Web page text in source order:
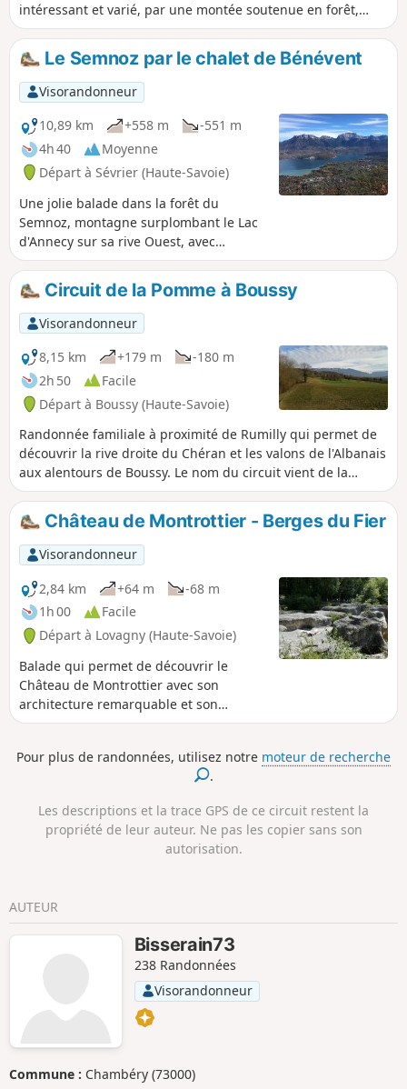
intéressant et varié, par une montée soutenue en forêt,
avec grottes à visiter, falaises à surmonter, pour sortir dans
un alpage menant au Crêt de Châtillon, aux vues étendues
sur les Alpes et Préalpes.
Le Semnoz par le chalet de Bénévent
Visorandonneur
10,89 km
+558 m
-551 m
4h 40
Moyenne
Départ à Sévrier (Haute-Savoie)
Une jolie balade dans la forêt du
Semnoz, montagne surplombant le Lac
d'Annecy sur sa rive Ouest, avec
quelques échappées visuelles
intéressantes sur ce lac. Cette balade
peut être réalisée par temps chaud et
ensoleillé, la totalité du parcours étant à
couvert.
Circuit de la Pomme à Boussy
Visorandonneur
8,15 km
+179 m
-180 m
2h 50
Facile
Départ à Boussy (Haute-Savoie)
Randonnée familiale à proximité de Rumilly qui permet de
découvrir la rive droite du Chéran et les valons de l'Albanais
aux alentours de Boussy. Le nom du circuit vient de la
Croison de Boussy, une variété locale de petites pommes
qui aurait été introduite dans la région par des grognards
de Napoléon.
Château de Montrottier - Berges du Fier
Visorandonneur
2,84 km
+64 m
-68 m
1h 00
Facile
Départ à Lovagny (Haute-Savoie)
Balade qui permet de découvrir le
Château de Montrottier avec son
architecture remarquable et son
imposant donjon situé sur une colline
aux Fées » à une perte qui s'engouffre
sous la roche sur quelques mètres.
Pour plus de randonnées, utilisez notre moteur de recherche
.
Les descriptions et la trace GPS de ce circuit restent la
propriété de leur auteur. Ne pas les copier sans son
autorisation.
AUTEUR
Bisserain73
238 Randonnées
Visorandonneur
Commune : Chambéry (73000)